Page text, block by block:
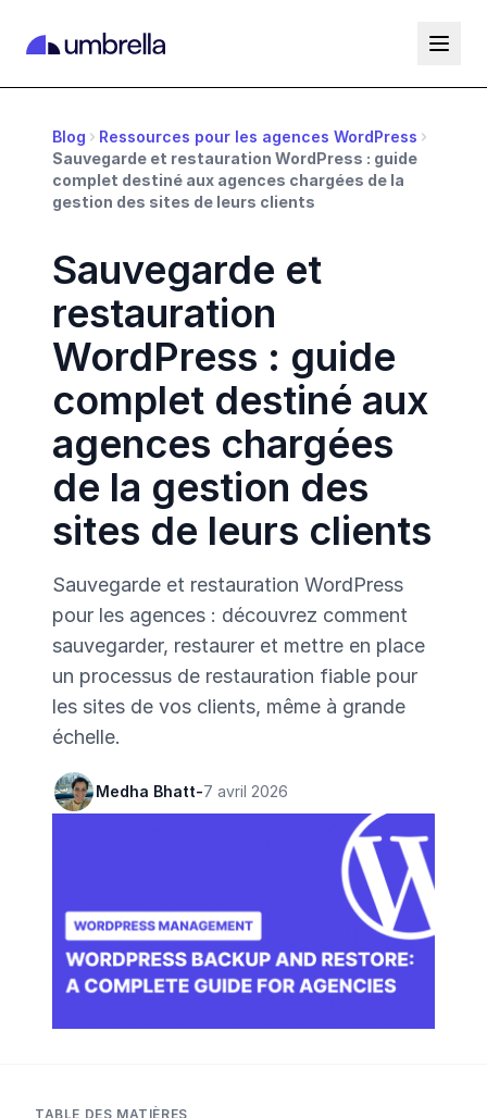
Blog
Ressources pour les agences WordPress
Sauvegarde et restauration WordPress : guide
complet destiné aux agences chargées de la
gestion des sites de leurs clients
Sauvegarde et
restauration
WordPress : guide
complet destiné aux
agences chargées
de la gestion des
sites de leurs clients
Sauvegarde et restauration WordPress
pour les agences : découvrez comment
sauvegarder, restaurer et mettre en place
un processus de restauration fiable pour
les sites de vos clients, même à grande
échelle.
Medha Bhatt-7 avril 2026
TABLE DES MATIÈRES